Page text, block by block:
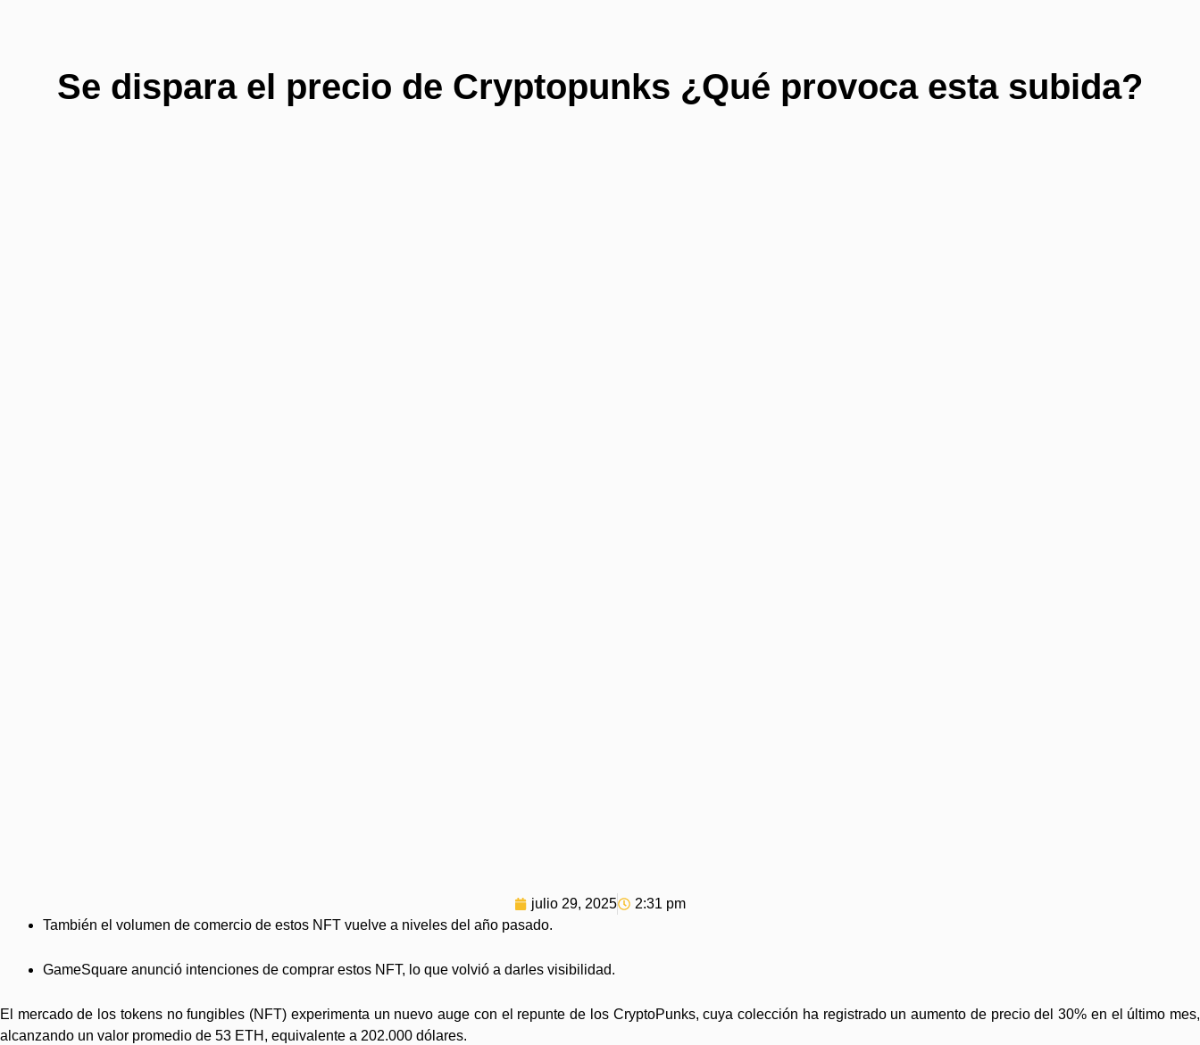
Se dispara el precio de Cryptopunks ¿Qué provoca esta subida?
julio 29, 2025
2:31 pm
También el volumen de comercio de estos NFT vuelve a niveles del año pasado.
GameSquare anunció intenciones de comprar estos NFT, lo que volvió a darles visibilidad.
El mercado de los tokens no fungibles (NFT) experimenta un nuevo auge con el repunte de los CryptoPunks, cuya colección ha registrado un aumento de precio del 30% en el último mes,
alcanzando un valor promedio de 53 ETH, equivalente a 202.000 dólares.